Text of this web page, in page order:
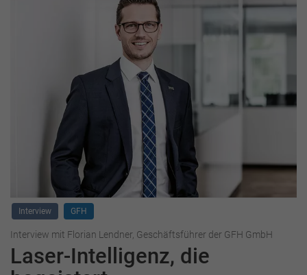
Interview GFH
Interview mit Florian Lendner, Geschäftsführer der GFH GmbH
Laser-Intelligenz, die